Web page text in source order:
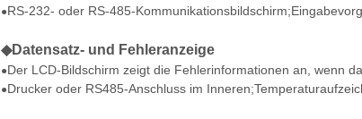
●RS-232- oder RS-485-
◆Datensatz- und Fehleranzeige
●Der LCD-Bildschirm zeigt die Fehlerinformationen an, wenn
●Drucker oder RS485-Anschluss im